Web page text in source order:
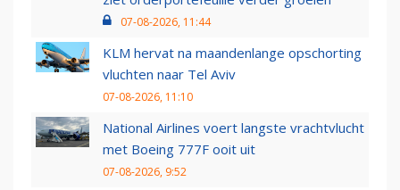
07-08-2026, 11:44
KLM hervat na maandenlange opschorting
vluchten naar Tel Aviv
07-08-2026, 11:10
National Airlines voert langste vrachtvlucht
met Boeing 777F ooit uit
07-08-2026, 9:52